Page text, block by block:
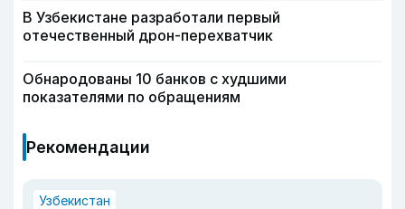
В Узбекистане разработали первый
отечественный дрон-перехватчик
Обнародованы 10 банков с худшими
показателями по обращениям
Рекомендации
Узбекистан